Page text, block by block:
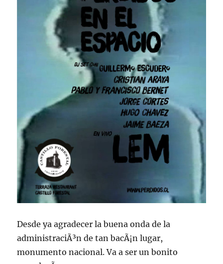
Desde ya agradecer la buena onda de la
administraciÃ³n de tan bacÃ¡n lugar,
monumento nacional. Va a ser un bonito